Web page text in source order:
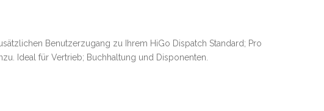
Benutzerzugang zu Ihrem HiGo Dispatch Standard; Pro
Ideal für Vertrieb; Buchhaltung und Disponenten.